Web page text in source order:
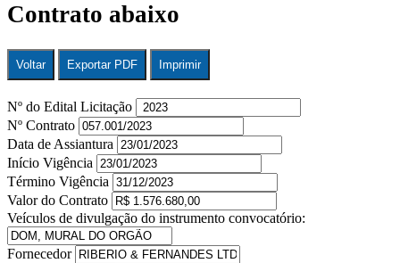
Contrato abaixo
Voltar Exportar PDF Imprimir
Nº do Edital Licitação
Nº Contrato
Data de Assiantura
Início Vigência
Término Vigência
Valor do Contrato
Veículos de divulgação do instrumento convocatório:
Fornecedor